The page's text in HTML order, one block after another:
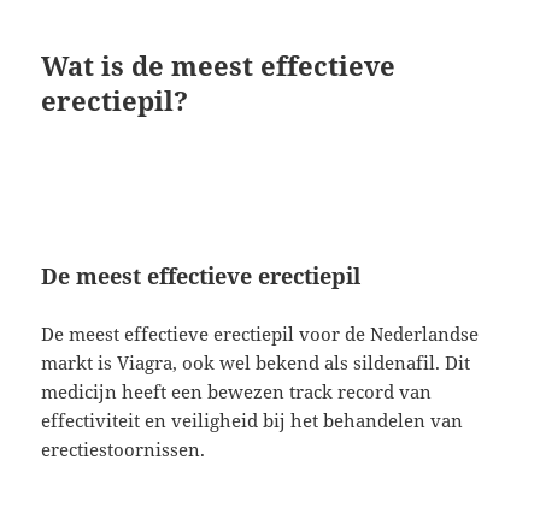
Wat is de meest effectieve
erectiepil?
De meest effectieve erectiepil
De meest effectieve erectiepil voor de Nederlandse
markt is Viagra, ook wel bekend als sildenafil. Dit
medicijn heeft een bewezen track record van
effectiviteit en veiligheid bij het behandelen van
erectiestoornissen.